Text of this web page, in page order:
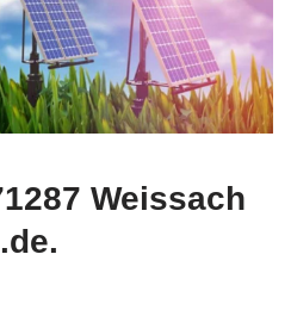
Weissach